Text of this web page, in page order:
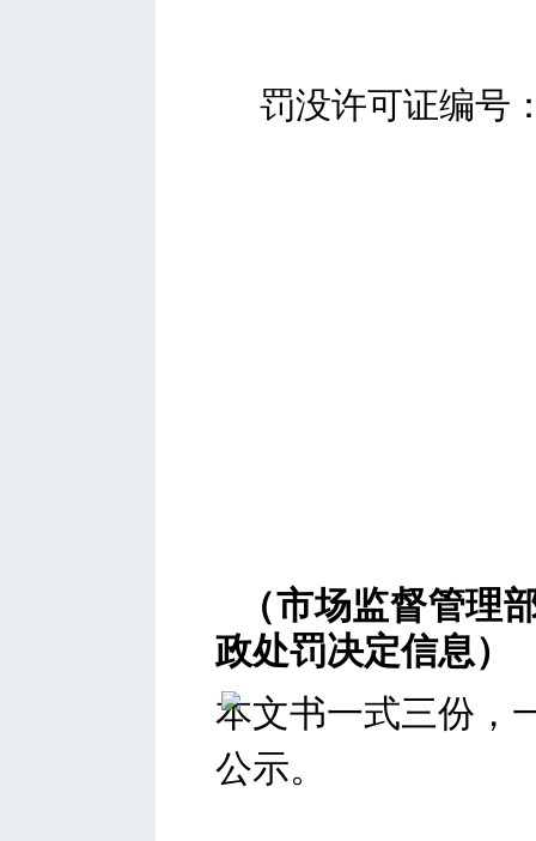
罚没许可证编号
（市场监督管理
政处罚决定信息）
本文书一式三份，
公示。